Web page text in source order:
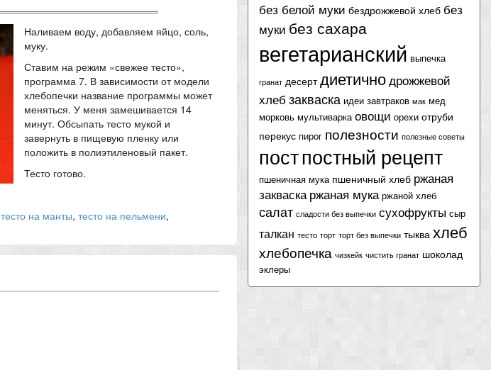
Наливаем воду, добавляем яйцо, соль,
муку.
Ставим на режим «свежее тесто»,
программа 7. В зависимости от модели
хлебопечки название программы может
меняться. У меня замешивается 14
минут. Обсыпать тесто мукой и
завернуть в пищевую пленку или
положить в полиэтиленовый пакет.
Тесто готово.
тесто на манты, тесто на пельмени,
без белой муки бездрожжевой хлеб без
муки без сахара
вегетарианский выпечка
гранат десерт диетичнодрожжевой
хлеб закваска идеи завтраков мак мед
морковь мультиварка овощи орехи отруби
перекус пирог полезности полезные советы
постпостный рецепт
пшеничная мука пшеничный хлеб ржаная
закваска ржаная мука ржаной хлеб
салат сладости без выпечки сухофрукты сыр
талкан тесто торт торт без выпечки тыква хлеб
хлебопечка чизкейк чистить гранат шоколад
эклеры